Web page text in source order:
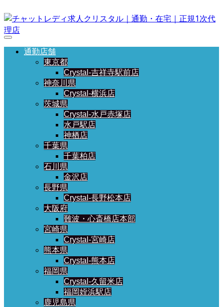
通勤店舗
東京都
Crystal-吉祥寺駅前店
神奈川県
Crystal-横浜店
茨城県
Crystal-水戸赤塚店
水戸駅店
神栖店
千葉県
千葉柏店
石川県
金沢店
長野県
Crystal-長野松本店
大阪府
難波・心斎橋店本部
宮崎県
Crystal-宮崎店
熊本県
Crystal-熊本店
福岡県
Crystal-久留米店
福岡姪浜駅店
鹿児島県